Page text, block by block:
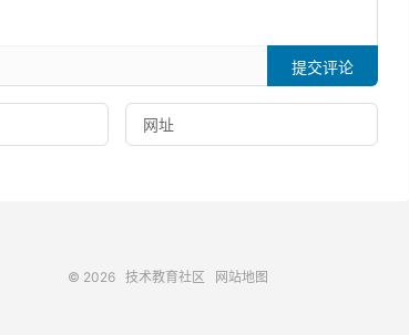
提交评论
© 2026 技术教育社区 网站地图